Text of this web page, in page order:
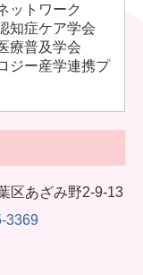
ットワーク
知症ケア学会
療普及学会
ジー産学連携プ
区あざみ野2-9-13
3369